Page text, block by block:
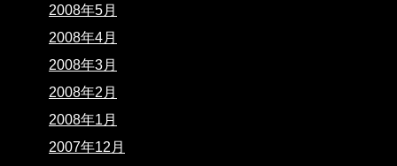
2008年5月
2008年4月
2008年3月
2008年2月
2008年1月
2007年12月